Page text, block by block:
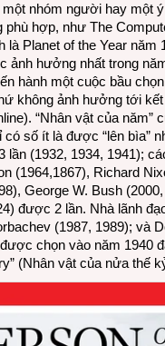
nhóm người hay một
phù hợp, như The
là Planet of the Year năm
ảnh hưởng nhất trong
hành một cuộc bầu
không ảnh hưởng tới
“Nhân vật của
có số ít là được “lên bìa”
lần (1932, 1934, 1941);
(1964,1867), Richard
George W. Bush
được 2 lần. Nhà lãnh
(1987, 1989); và
chọn vào năm 1940
(Nhân vật của nửa thế